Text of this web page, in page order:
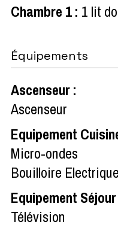
Chambre 1: 1 lit
Équipements
Ascenseur:
Ascenseur
Equipement
Micro-ondes
Bouilloire Electrique
Equipement Séjour
Télévision